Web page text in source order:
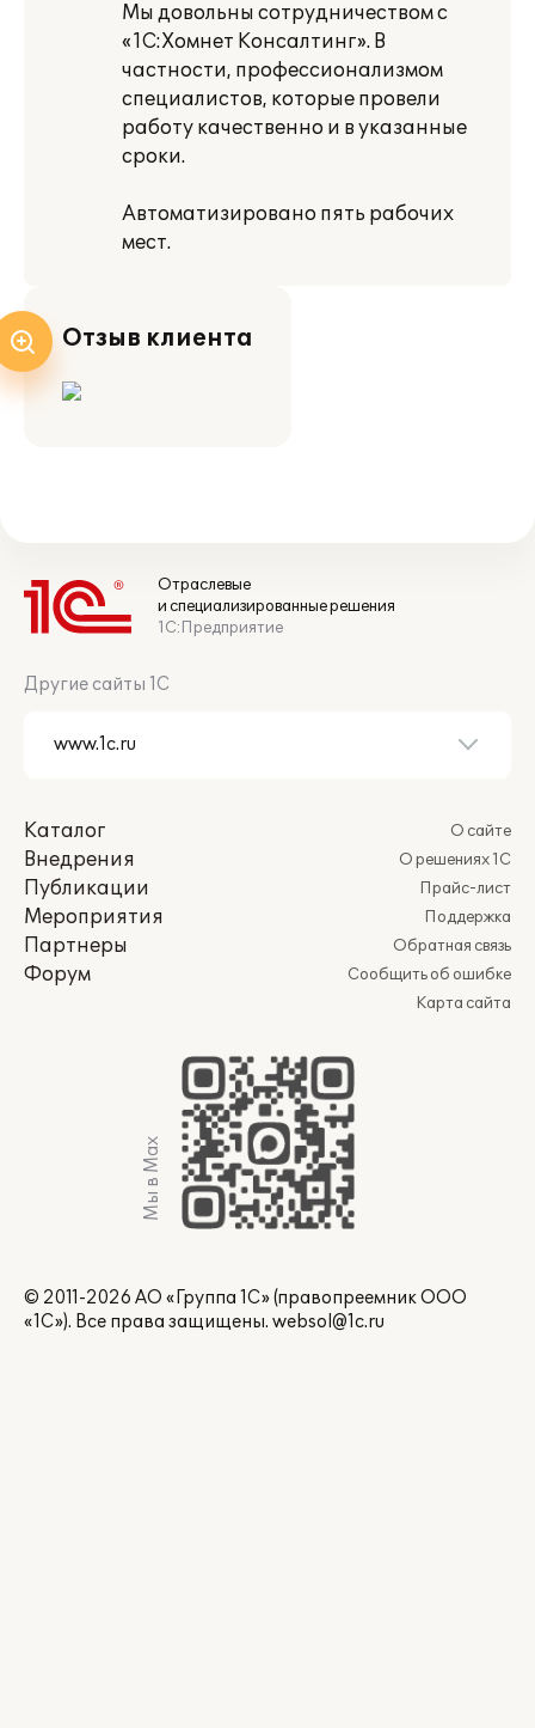
Мы довольны сотрудничеством с
«1С:Хомнет Консалтинг». В
частности, профессионализмом
специалистов, которые провели
работу качественно и в указанные
сроки.
Автоматизировано пять рабочих
мест.
Отзыв клиента
Отраслевые
и специализированные решения
1С:Предприятие
Другие сайты 1С
Каталог
Внедрения
Публикации
Мероприятия
Партнеры
Форум
О сайте
О решениях 1С
Прайс-лист
Поддержка
Обратная связь
Сообщить об ошибке
Карта сайта
Мы в Max
© 2011-2026 АО «Группа 1С» (правопреемник ООО
«1С»). Все права защищены. websol@1c.ru